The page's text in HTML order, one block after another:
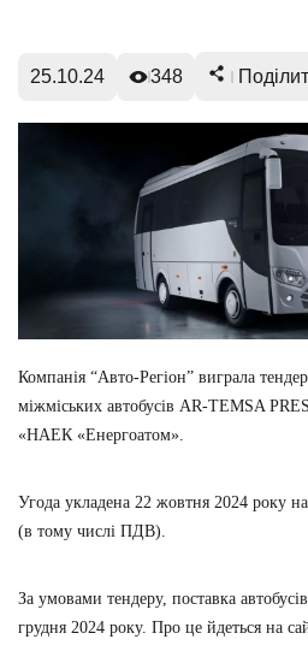
25.10.24 348
Компанія “Авто-Регіон” виграла
міжміських автобусів AR-TEMSA
«НАЕК «Енергоатом».
Угода укладена 22 жовтня 2024 року
(в тому числі ПДВ).
За умовами тендеру, поставка
грудня 2024 року. Про це йдеться на